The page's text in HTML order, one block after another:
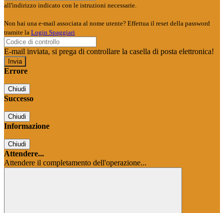
all'indirizzo indicato con le istruzioni necessarie.
Non hai una e-mail associata al nome utente? Effettua il reset della password
tramite la Login Spaggiari
E-mail inviata, si prega di controllare la casella di posta elettronica!
Errore
Chiudi
Successo
Chiudi
Informazione
Chiudi
Attendere...
Attendere il completamento dell'operazione...